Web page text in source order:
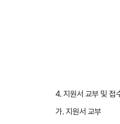
4. 지원서 교부 및 접
가. 지원서 교부